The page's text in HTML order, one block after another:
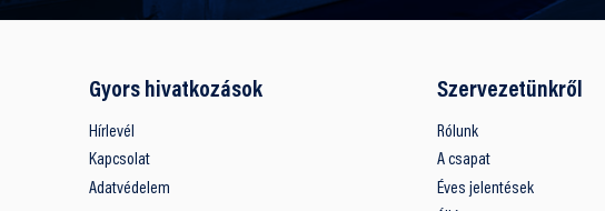
Gyors hivatkozások
Hírlevél
Kapcsolat
Adatvédelem
Szervezetünkről
Rólunk
A csapat
Éves jelentések